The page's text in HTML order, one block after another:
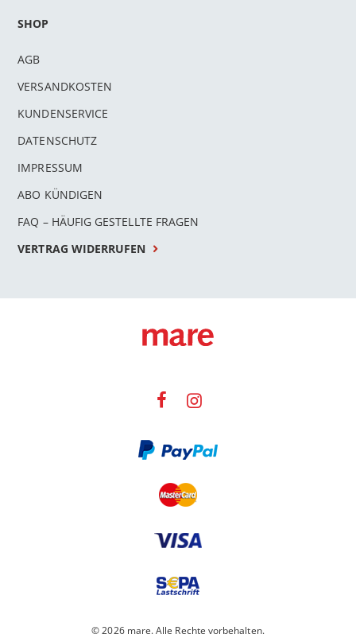
SHOP
AGB
VERSANDKOSTEN
KUNDENSERVICE
DATENSCHUTZ
IMPRESSUM
ABO KÜNDIGEN
FAQ – HÄUFIG GESTELLTE FRAGEN
VERTRAG WIDERRUFEN
© 2026 mare. Alle Rechte vorbehalten.